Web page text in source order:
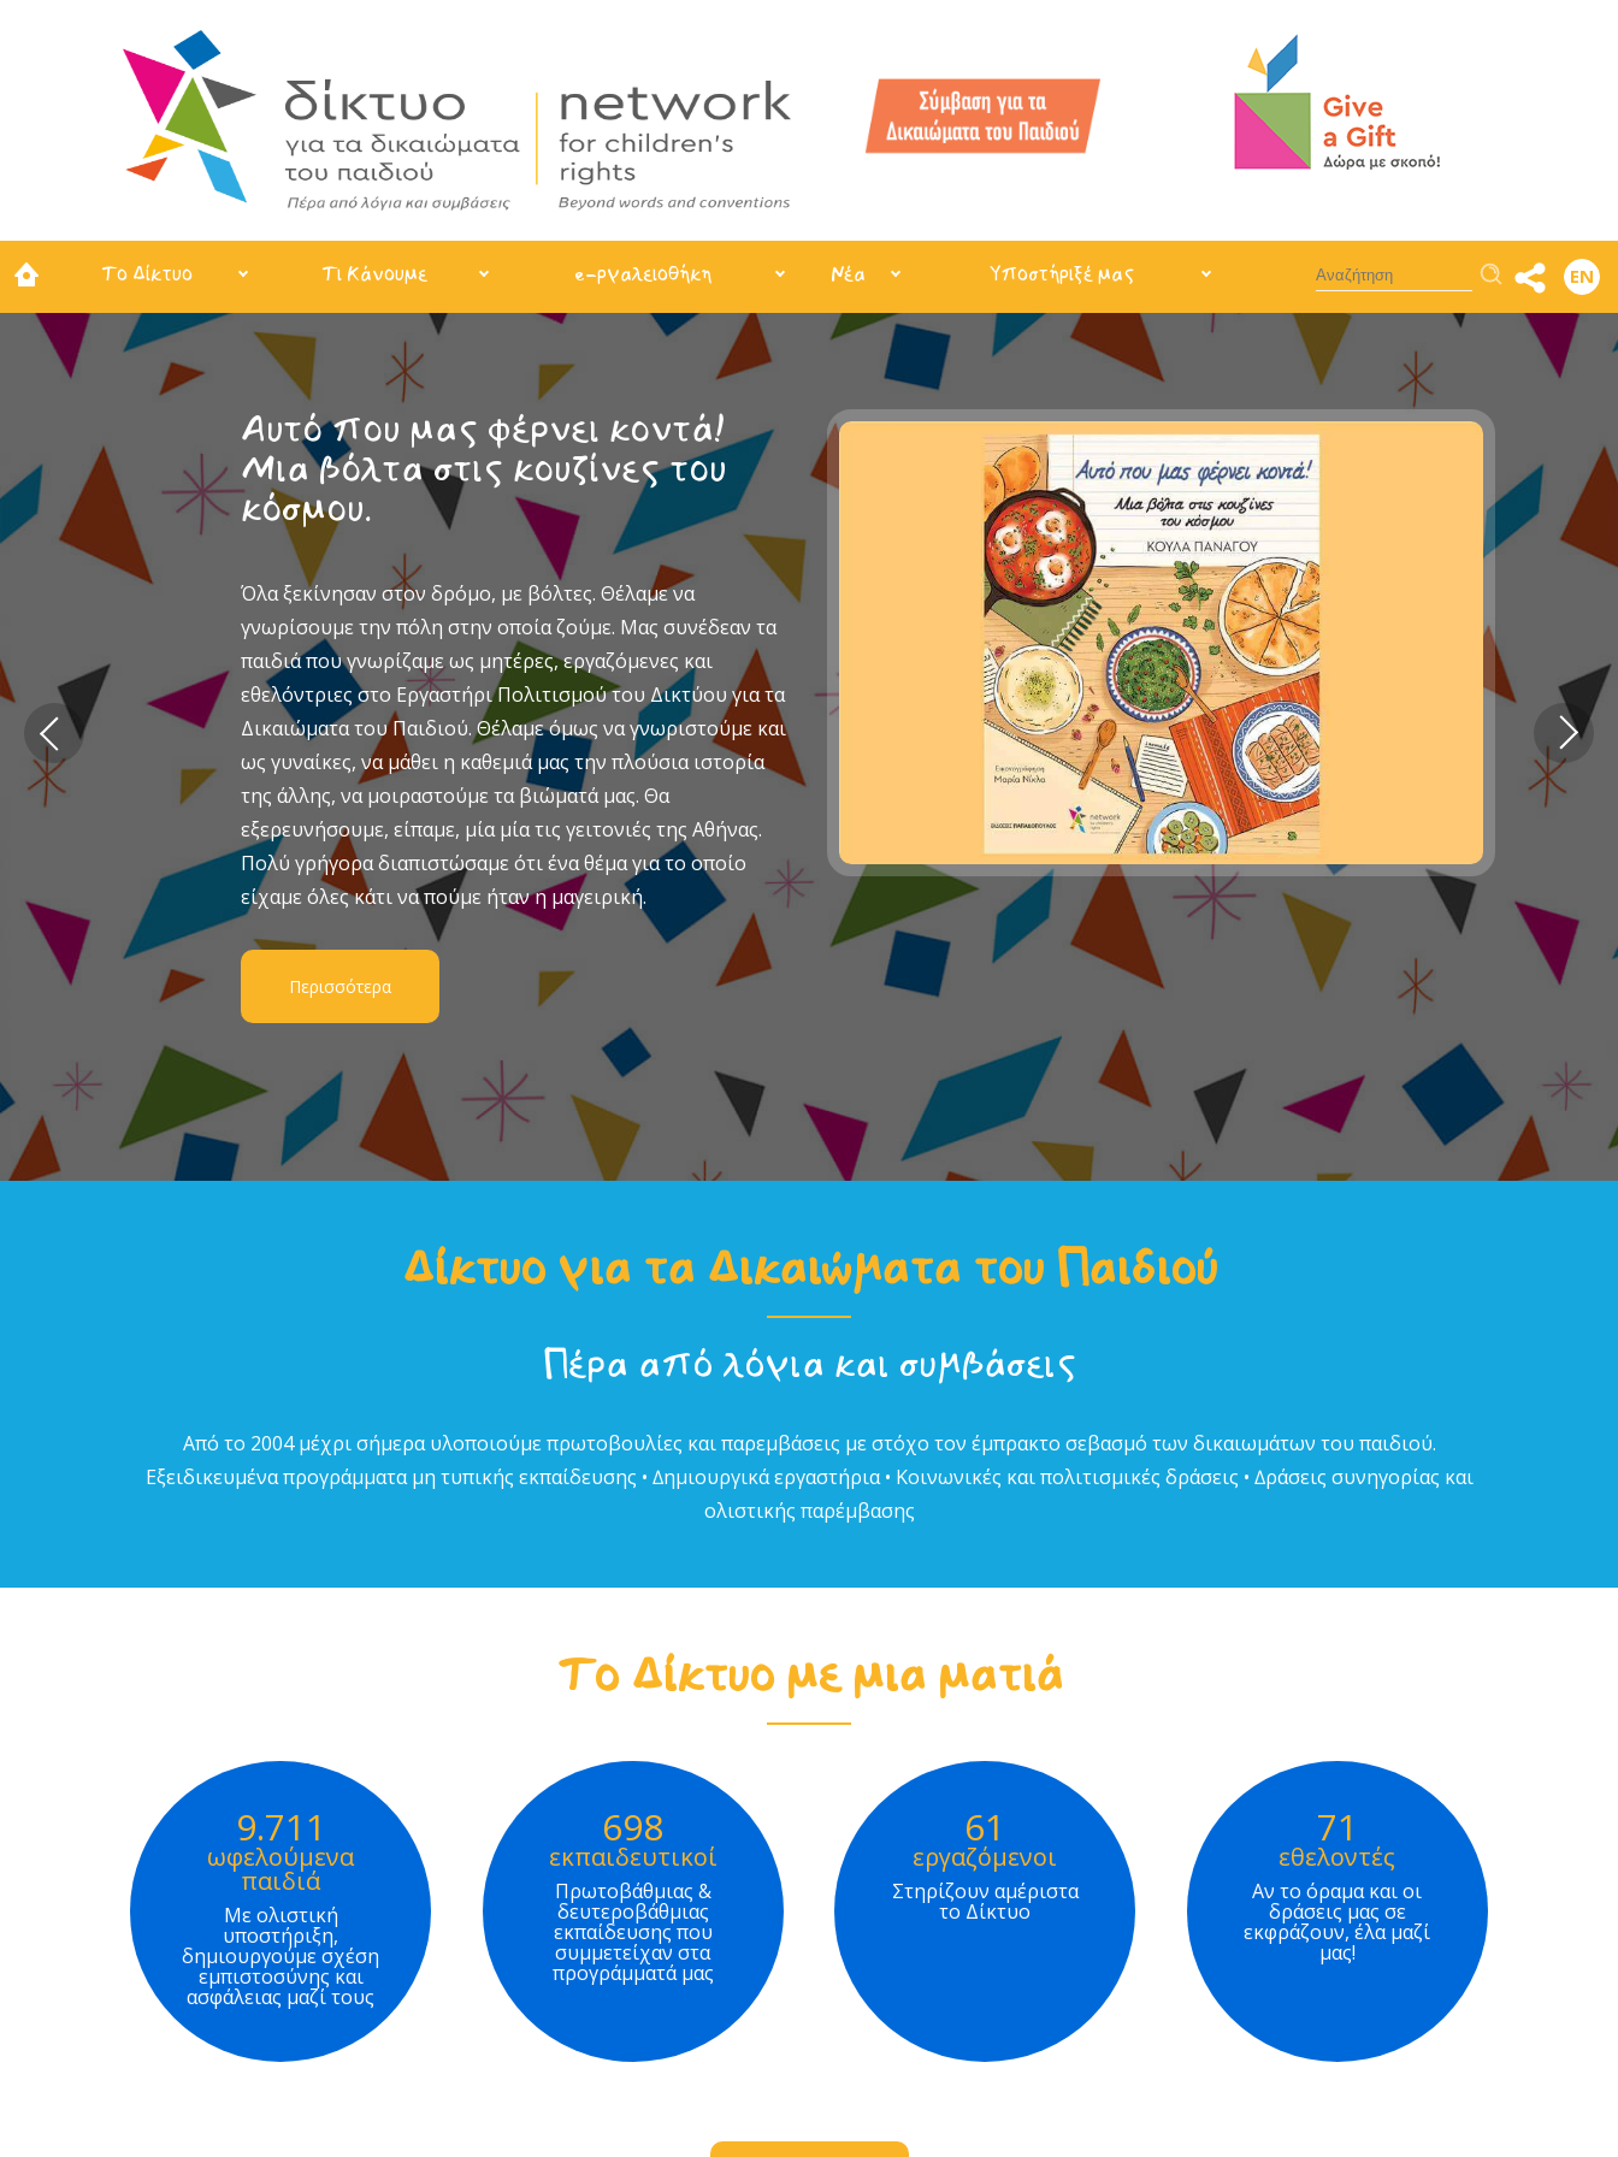
Το Δίκτυο Τι Κάνουμε e-ργαλειοθήκη Νέα Υποστήριξέ μας Αναζήτηση EN
Αυτό που μας φέρνει κοντά!
Μια βόλτα στις κουζίνες του
κόσμου.
Όλα ξεκίνησαν στον δρόμο, με βόλτες. Θέλαμε να
γνωρίσουμε την πόλη στην οποία ζούμε. Μας συνέδεαν τα
παιδιά που γνωρίζαμε ως μητέρες, εργαζόμενες και
εθελόντριες στο Εργαστήρι Πολιτισμού του Δικτύου για τα
Δικαιώματα του Παιδιού. Θέλαμε όμως να γνωριστούμε και
ως γυναίκες, να μάθει η καθεμιά μας την πλούσια ιστορία
της άλλης, να μοιραστούμε τα βιώματά μας. Θα
εξερευνήσουμε, είπαμε, μία μία τις γειτονιές της Αθήνας.
Πολύ γρήγορα διαπιστώσαμε ότι ένα θέμα για το οποίο
είχαμε όλες κάτι να πούμε ήταν η μαγειρική.
Περισσότερα
Δίκτυο για τα Δικαιώµατα του Παιδιού
Πέρα από λόγια και συµβάσεις
Από το 2004 µέχρι σήµερα υλοποιούµε πρωτοβουλίες και παρεµβάσεις µε στόχο τον έµπρακτο σεβασµό των δικαιωµάτων του παιδιού.
Εξειδικευµένα προγράµµατα µη τυπικής εκπαίδευσης • ∆ηµιουργικά εργαστήρια • Κοινωνικές και πολιτισµικές δράσεις • ∆ράσεις συνηγορίας και
ολιστικής παρέµβασης
Το Δίκτυο με μια ματιά
9.711
ωφελούμενα
παιδιά
Με ολιστική
υποστήριξη,
δημιουργούμε σχέση
εμπιστοσύνης και
ασφάλειας μαζί τους
698
εκπαιδευτικοί
Πρωτοβάθμιας &
δευτεροβάθμιας
εκπαίδευσης που
συμμετείχαν στα
προγράμματά μας
61
εργαζόμενοι
Στηρίζουν αμέριστα
το Δίκτυο
71
εθελοντές
Αν το όραμα και οι
δράσεις μας σε
εκφράζουν, έλα μαζί
μας!